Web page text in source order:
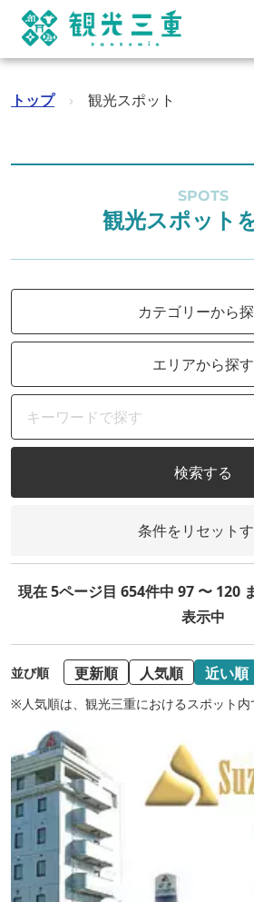
トップ › 観光スポット
SPOTS
観光スポット
カテゴリーから
エリアから探す
検索する
条件をリセット
現在 5ページ目 654件中 97 〜 120
表示中
並び順 更新順 人気順 近い順
※人気順は、観光三重におけるスポット